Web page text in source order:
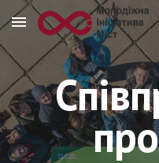
Skip to main content